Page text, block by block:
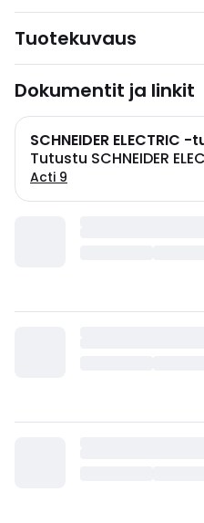
Tuotekuvaus
Dokumentit ja linkit
SCHNEIDER ELECTRIC
Tutustu SCHNEIDER
Acti 9